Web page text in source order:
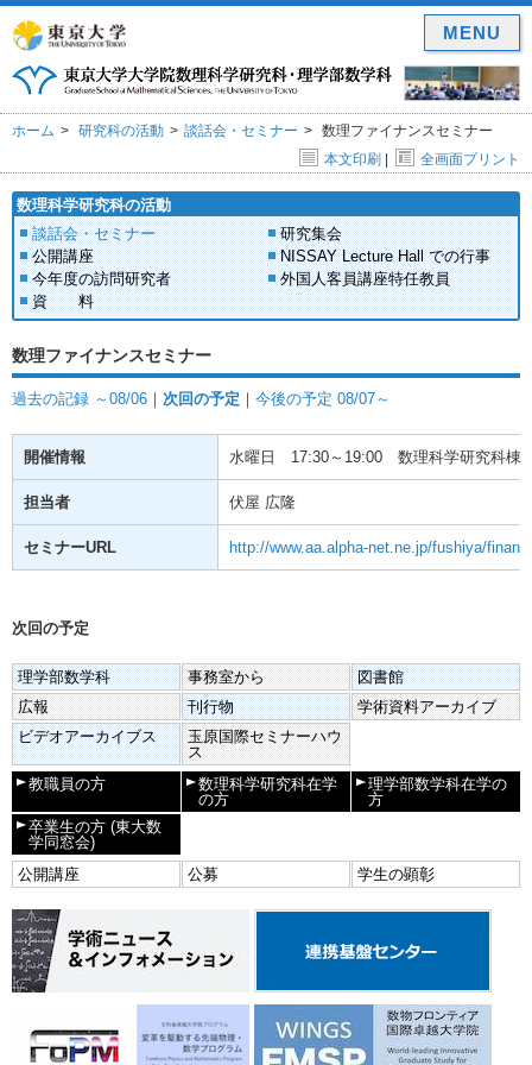
ホーム 研究科の活動 談話会・セミナー
数理ファイナンスセミナー
本文印刷 | 全画面プリント
数理科学研究科の活動
談話会・セミナー
研究集会
公開講座
NISSAY Lecture Hall での行事
今年度の訪問研究者
外国人客員講座特任教員
資 料
数理ファイナンスセミナー
過去の記録 ～08/06 ｜ 次回の予定 ｜ 今後の予定 08/07～
開催情報 水曜日 17:30～19:00 数理科学研究科棟(
担当者 伏屋 広隆
セミナーURL http://www.aa.alpha-net.ne.jp/fushiya/
次回の予定
理学部数学科 事務室から
図書館
広報
刊行物
学術資料アーカイブ
ビデオアーカイブス
玉原国際セミナーハウ
ス
教職員の方
数理科学研究科在学
の方
理学部数学科在学の
方
卒業生の方 (東大数
学同窓会)
公開講座
公募 学生の顕彰
MENU